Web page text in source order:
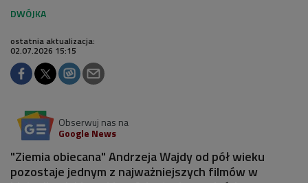
ostatnia aktualizacja:
02.07.2026 15:15
Obserwuj nas na
Google News
"Ziemia obiecana" Andrzeja Wajdy od pół wieku
pozostaje jednym z najważniejszych filmów w